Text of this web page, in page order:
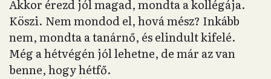
Akkor érezd jól magad, mondta a kollégája.
Köszi. Nem mondod el, hová mész? Inkább
nem, mondta a tanárnő, és elindult kifelé.
Még a hétvégén jól lehetne, de már az van
benne, hogy hétfő.